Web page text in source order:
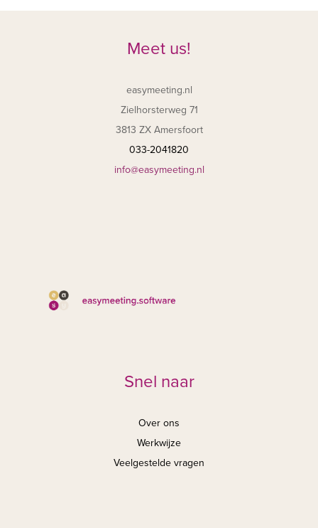
Meet us!
easymeeting.nl
Zielhorsterweg 71
3813 ZX Amersfoort
033-2041820
info@easymeeting.nl
Snel naar
Over ons
Werkwijze
Veelgestelde vragen